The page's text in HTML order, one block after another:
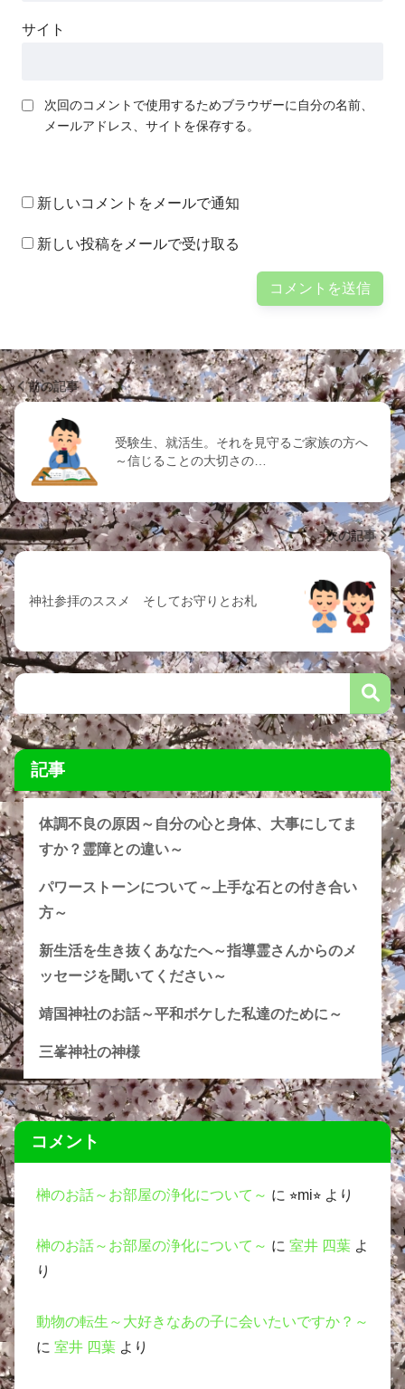
サイト
次回のコメントで使用するためブラウザーに自分の名前、
メールアドレス、サイトを保存する。
新しいコメントをメールで通知
新しい投稿をメールで受け取る
前の記事
受験生、就活生。それを見守るご家族の方へ
～信じることの大切さの…
次の記事
神社参拝のススメ そしてお守りとお札
記事
体調不良の原因～自分の心と身体、大事にしてま
すか？霊障との違い～
パワーストーンについて～上手な石との付き合い
方～
新生活を生き抜くあなたへ～指導霊さんからのメ
ッセージを聞いてください～
靖国神社のお話～平和ボケした私達のために～
三峯神社の神様
コメント
榊のお話～お部屋の浄化について～ に ⭐︎mi⭐︎ より
榊のお話～お部屋の浄化について～ に 室井 四葉 よ
り
動物の転生～大好きなあの子に会いたいですか？～
に 室井 四葉 より